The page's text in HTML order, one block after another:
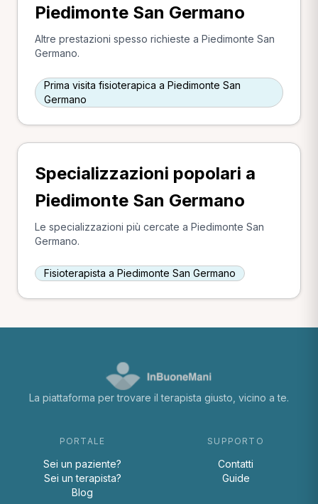
Piedimonte San Germano
Altre prestazioni spesso richieste a Piedimonte San
Germano.
Prima visita fisioterapica a Piedimonte San
Germano
Specializzazioni popolari a
Piedimonte San Germano
Le specializzazioni più cercate a Piedimonte San
Germano.
Fisioterapista a Piedimonte San Germano
La piattaforma per trovare il terapista giusto, vicino a te.
PORTALE
Sei un paziente?
Sei un terapista?
Blog
SUPPORTO
Contatti
Guide